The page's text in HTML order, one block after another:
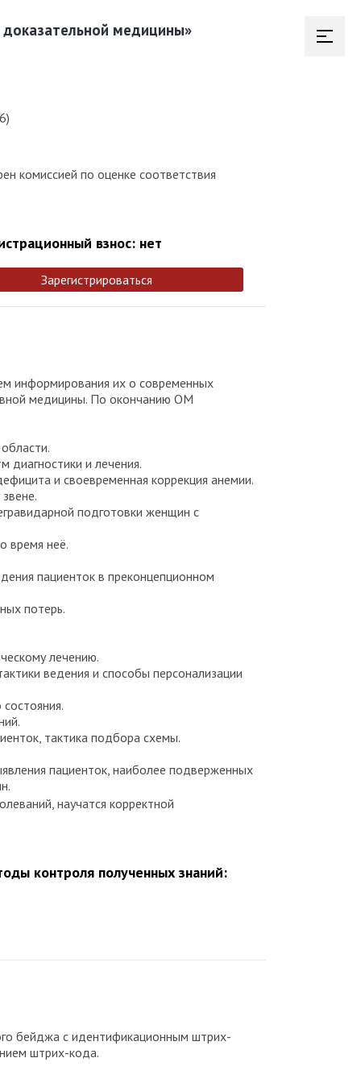
медицины»
комиссией по оценке соответствия
взнос: нет
Зарегистрироваться
информирования их о современных
медицины. По окончанию ОМ
и лечения.
и своевременная коррекция анемии.
подготовки женщин с
время неё.
пациенток в преконцепционном
потерь.
лечению.
ведения и способы персонализации
тактика подбора схемы.
пациенток, наиболее подверженных
научатся корректной
контроля полученных знаний:
бейджа с идентификационным штрих-
штрих-кода.